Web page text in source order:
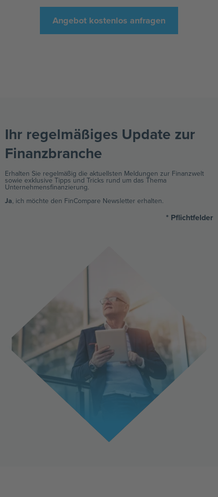
Angebot kostenlos anfragen
Ihr regelmäßiges Update zur
Finanzbranche ​
Erhalten Sie regelmäßig die aktuellsten Meldungen zur Finanzwelt
sowie exklusive Tipps und Tricks rund um das Thema
Unternehmensfinanzierung.
Ja, ich möchte den FinCompare Newsletter erhalten.
* Pflichtfelder